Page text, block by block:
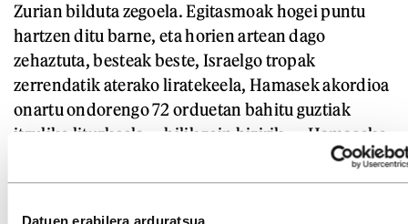
Datuen erabilera arduratsua
Zurian bilduta zegoela. Egitasmoak hogei puntu
hartzen ditu barne, eta horien artean dago
zehaztuta, besteak beste, Israelgo tropak
zerrendatik aterako liratekeela, Hamasek akordioa
onartu ondorengo 72 orduetan bahitu guztiak
itzuliko lituzkeela —hilik zein bizirik—, Hamaseko
kideek «bizikidetza baketsurako konpromisoa»
hartuko luketela, eta armak entregatzean